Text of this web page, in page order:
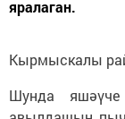
яралаган.
Кырмыскалы
Шунда